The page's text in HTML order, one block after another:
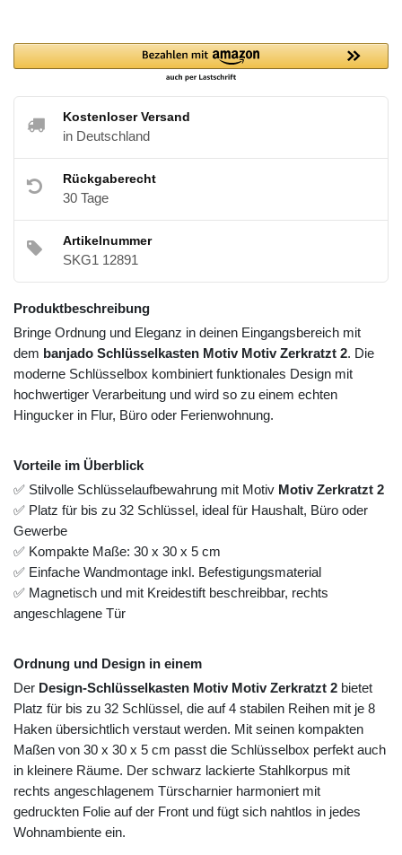
Kostenloser Versand
in Deutschland
Rückgaberecht
30 Tage
Artikelnummer
SKG1 12891
Produktbeschreibung
Bringe Ordnung und Eleganz in deinen Eingangsbereich mit
dem banjado Schlüsselkasten Motiv Motiv Zerkratzt 2. Die
moderne Schlüsselbox kombiniert funktionales Design mit
hochwertiger Verarbeitung und wird so zu einem echten
Hingucker in Flur, Büro oder Ferienwohnung.
Vorteile im Überblick
✅ Stilvolle Schlüsselaufbewahrung mit Motiv Motiv Zerkratzt 2
✅ Platz für bis zu 32 Schlüssel, ideal für Haushalt, Büro oder
Gewerbe
✅ Kompakte Maße: 30 x 30 x 5 cm
✅ Einfache Wandmontage inkl. Befestigungsmaterial
✅ Magnetisch und mit Kreidestift beschreibbar, rechts
angeschlagene Tür
Ordnung und Design in einem
Der Design-Schlüsselkasten Motiv Motiv Zerkratzt 2 bietet
Platz für bis zu 32 Schlüssel, die auf 4 stabilen Reihen mit je 8
Haken übersichtlich verstaut werden. Mit seinen kompakten
Maßen von 30 x 30 x 5 cm passt die Schlüsselbox perfekt auch
in kleinere Räume. Der schwarz lackierte Stahlkorpus mit
rechts angeschlagenem Türscharnier harmoniert mit
gedruckten Folie auf der Front und fügt sich nahtlos in jedes
Wohnambiente ein.